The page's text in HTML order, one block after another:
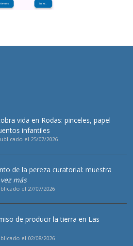
vida en Rodas: pinceles, papel
infantiles
el 25/07/2026
de la pereza curatorial: muestra
más
el 27/07/2026
de producir la tierra en Las
el 02/08/2026